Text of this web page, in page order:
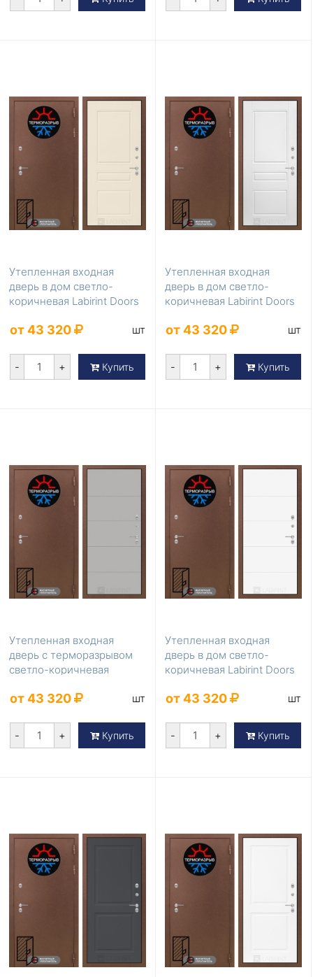
Утепленная входная
дверь в дом светло-
коричневая Labirint Doors
от 43 320 шт
- + Купить
Утепленная входная
дверь в дом светло-
коричневая Labirint Doors
от 43 320 шт
- + Купить
Утепленная входная
дверь с терморазрывом
светло-коричневая
от 43 320 шт
- + Купить
Утепленная входная
дверь в дом светло-
коричневая Labirint Doors
от 43 320 шт
- + Купить